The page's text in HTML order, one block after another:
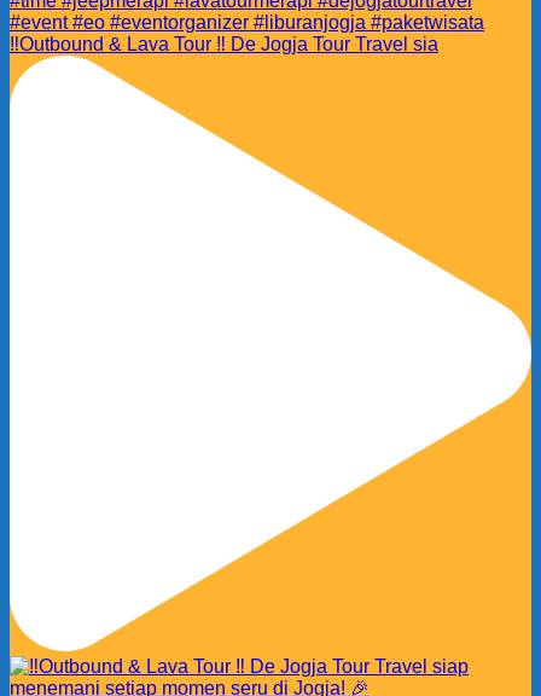
‼️Outbound & Lava Tour ‼️ De Jogja Tour Travel sia